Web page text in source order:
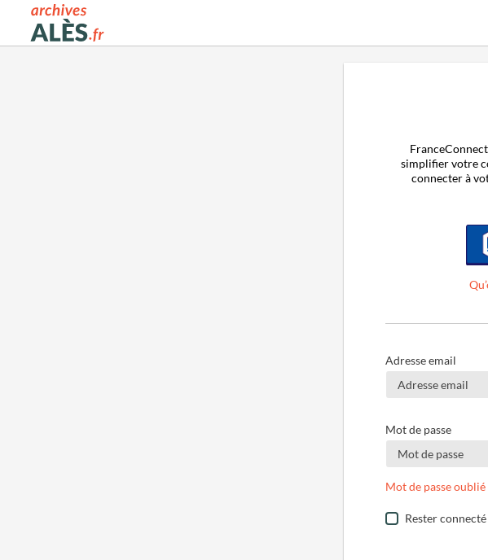
Archives municipales d'Alès
simplifier votre
connecter à
Adresse email
Mot de passe
Mot de passe oublié
Rester connecté